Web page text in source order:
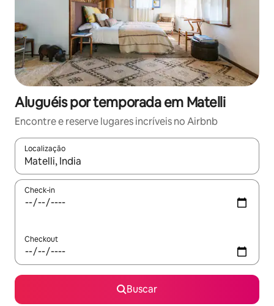
Aluguéis por temporada em Matelli
Encontre e reserve lugares incríveis no Airbnb
Localização
Quando os resultados estiverem disponíveis, explore-os
Check-in
Checkout
Buscar